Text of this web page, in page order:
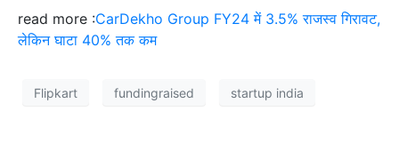
read more :CarDekho Group FY24 में 3.5% राजस्व गिरावट,
लेकिन घाटा 40% तक कम
Flipkart fundingraised startup india